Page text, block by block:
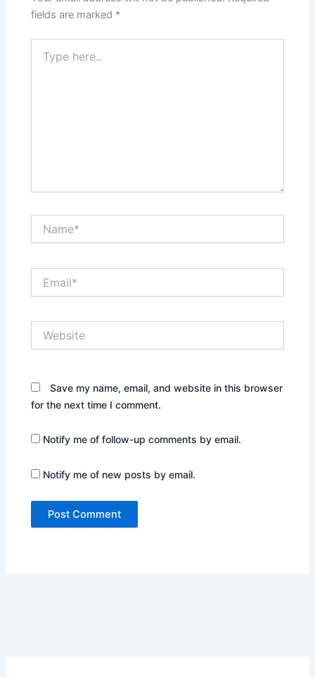
fields are marked *
here..
Save my name, email, and website in this browser
for the next time I comment.
Notify me of follow-up comments by email.
Notify me of new posts by email.